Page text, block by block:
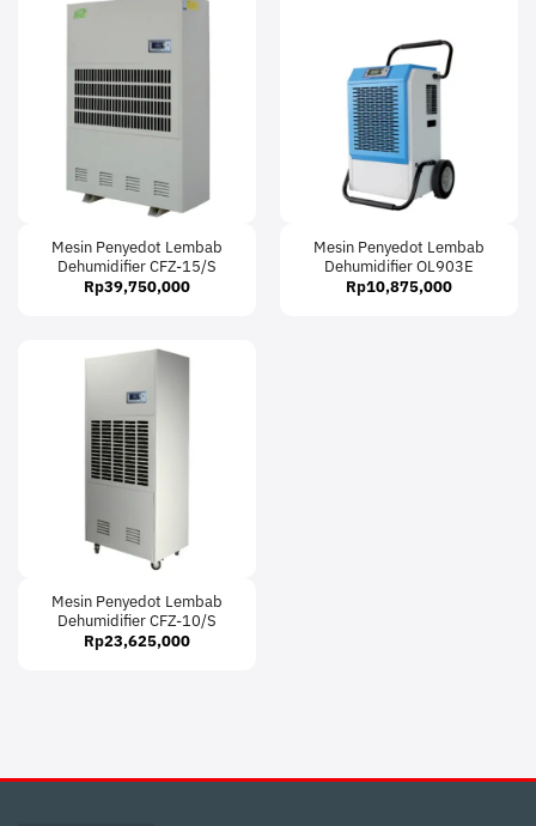
Mesin Penyedot Lembab
Dehumidifier CFZ-15/S
Rp39,750,000
Mesin Penyedot Lembab
Dehumidifier OL903E
Rp10,875,000
Mesin Penyedot Lembab
Dehumidifier CFZ-10/S
Rp23,625,000